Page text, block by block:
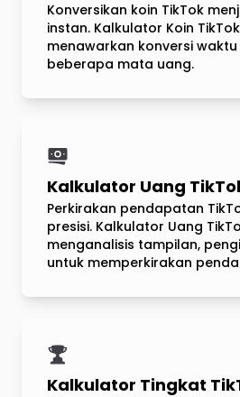
Konversikan koin TikTok
instan. Kalkulator Koin
menawarkan konversi
beberapa mata uang.
Kalkulator Uang
Perkirakan pendapatan
presisi. Kalkulator Uang
menganalisis tampilan,
untuk memperkirakan
Kalkulator Tingkat